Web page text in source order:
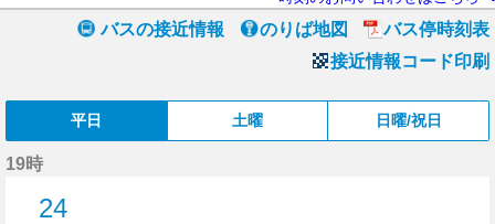
バスの接近情報 のりば地図
バス停時刻表
接近情報コード印刷
平日 土曜 日曜/祝日
19時
24